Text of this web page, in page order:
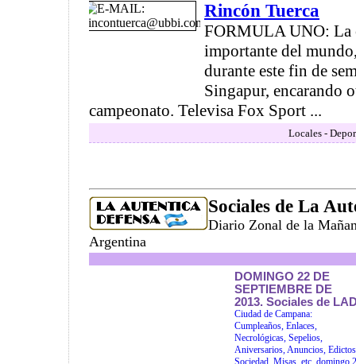
Rincón Tuerca
FORMULA UNO: La
importante del
durante este fin de
Singapur, encarando
campeonato. Televisa Fox Sport ...
Locales -
Sociales de La
Diario Zonal de la
Argentina
DOMINGO 22 DE
SEPTIEMBRE DE
2013. Sociales de
Ciudad de Campana:
Cumpleaños, Enlaces,
Necrológicas, Sepelios,
Aniversarios, Anuncios,
Sociedad, Misas, etc. domingo